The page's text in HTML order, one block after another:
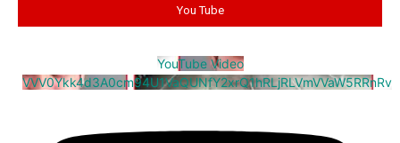
You Tube
YouTube Video
VVV0Ykk4d3A0cm94U1VaQUNfY2xrQ1hRLjRLVmVVaW5RRnRv